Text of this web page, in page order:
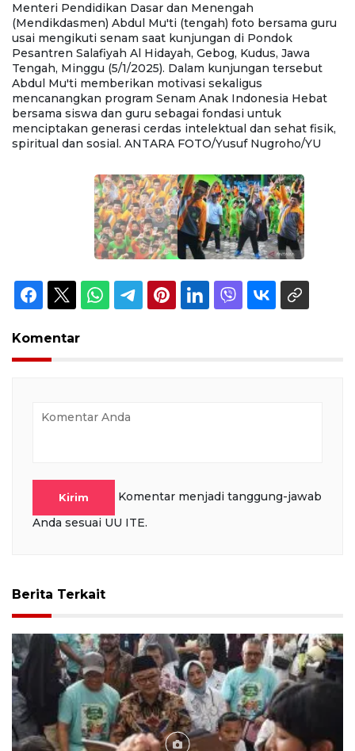
Menteri Pendidikan Dasar dan Menengah
(Mendikdasmen) Abdul Mu'ti (tengah) foto bersama guru
usai mengikuti senam saat kunjungan di Pondok
Pesantren Salafiyah Al Hidayah, Gebog, Kudus, Jawa
Tengah, Minggu (5/1/2025). Dalam kunjungan tersebut
Abdul Mu'ti memberikan motivasi sekaligus
mencanangkan program Senam Anak Indonesia Hebat
bersama siswa dan guru sebagai fondasi untuk
menciptakan generasi cerdas intelektual dan sehat fisik,
spiritual dan sosial. ANTARA FOTO/Yusuf Nugroho/YU
Komentar
Kirim
Komentar menjadi tanggung-jawab
Anda sesuai UU ITE.
Berita Terkait